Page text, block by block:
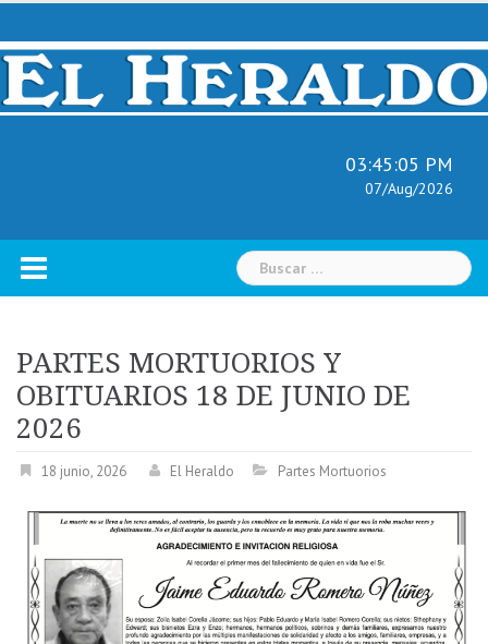
Skip
content
03:45:06 PM
07/Aug/2026
Buscar:
PARTES MORTUORIOS Y
OBITUARIOS 18 DE JUNIO DE
2026
18 junio, 2026 El Heraldo Partes Mortuorios